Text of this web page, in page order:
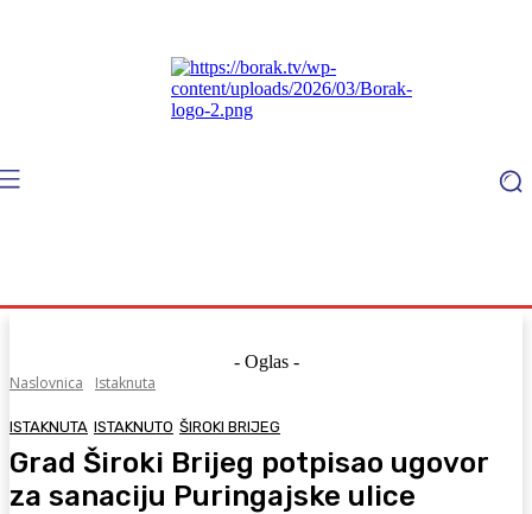
- Oglas -
Naslovnica
Istaknuta
ISTAKNUTA ISTAKNUTO ŠIROKI BRIJEG
Grad Široki Brijeg potpisao ugovor
za sanaciju Puringajske ulice